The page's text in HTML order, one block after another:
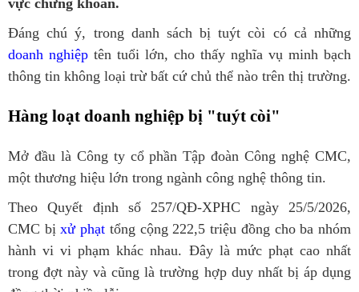
vực chứng khoán.
Đáng chú ý, trong danh sách bị tuýt còi có cả những
doanh nghiệp tên tuổi lớn, cho thấy nghĩa vụ minh bạch
thông tin không loại trừ bất cứ chủ thể nào trên thị trường.
Hàng loạt doanh nghiệp bị "tuýt còi"
Mở đầu là Công ty cổ phần Tập đoàn Công nghệ CMC,
một thương hiệu lớn trong ngành công nghệ thông tin.
Theo Quyết định số 257/QĐ-XPHC ngày 25/5/2026,
CMC bịxử phạt tổng cộng 222,5 triệu đồng cho ba nhóm
hành vi vi phạm khác nhau. Đây là mức phạt cao nhất
trong đợt này và cũng là trường hợp duy nhất bị áp dụng